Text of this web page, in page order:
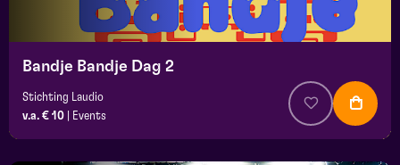
Bandje Bandje Dag 2
Stichting Laudio
v.a. € 10
Events